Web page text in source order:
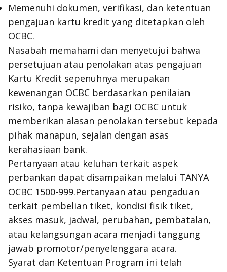
Memenuhi dokumen, verifikasi, dan ketentuan
pengajuan kartu kredit yang ditetapkan oleh
OCBC.
Nasabah memahami dan menyetujui bahwa
persetujuan atau penolakan atas pengajuan
Kartu Kredit sepenuhnya merupakan
kewenangan OCBC berdasarkan penilaian
risiko, tanpa kewajiban bagi OCBC untuk
memberikan alasan penolakan tersebut kepada
pihak manapun, sejalan dengan asas
kerahasiaan bank.
Pertanyaan atau keluhan terkait aspek
perbankan dapat disampaikan melalui TANYA
OCBC 1500-999.Pertanyaan atau pengaduan
terkait pembelian tiket, kondisi fisik tiket,
akses masuk, jadwal, perubahan, pembatalan,
atau kelangsungan acara menjadi tanggung
jawab promotor/penyelenggara acara.
Syarat dan Ketentuan Program ini telah